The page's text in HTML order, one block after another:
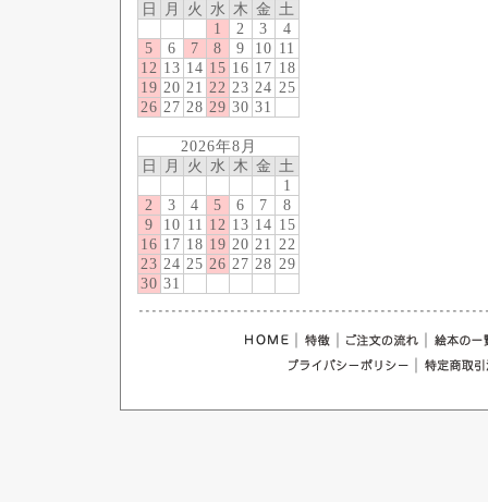
日
月 火 水 木 金 土
1
2 3
4
5
6 7 8 9 10 11
12 13 14 15 16 17 18
19 20 21 22 23 24 25
26 27 28 29 30 31
2026年8月
日
月 火 水 木 金 土
1
2
3 4 5 6 7
8
9
10 11 12 13 14 15
16 17 18 19 20 21 22
23 24 25 26 27 28 29
30 31